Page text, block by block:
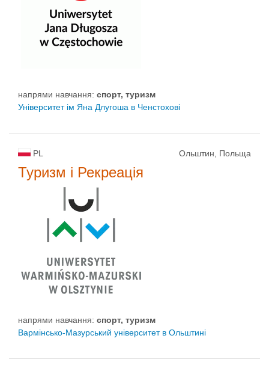
напрями навчання: спорт, туризм
Університет ім Яна Длугоша в Ченстохові
PL Ольштин, Польща
Туризм і Рекреація
напрями навчання: спорт, туризм
Вармінсько-Мазурський університет в Ольштині